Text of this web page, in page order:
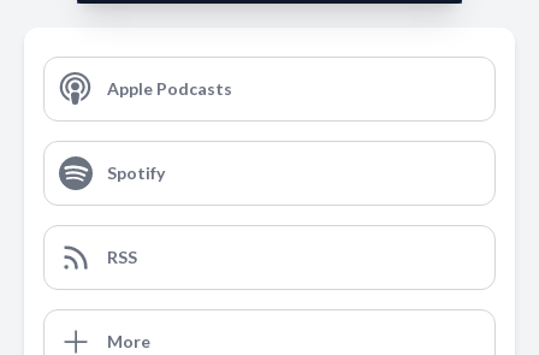
Apple Podcasts
Spotify
RSS
More